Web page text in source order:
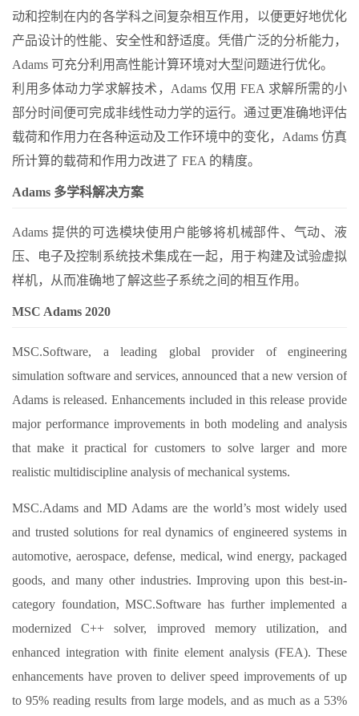
动和控制在内的各学科之间复杂相互作用，以便更好地优化
产品设计的性能、安全性和舒适度。凭借广泛的分析能力，
Adams 可充分利用高性能计算环境对大型问题进行优化。
利用多体动力学求解技术，Adams 仅用 FEA 求解所需的小
部分时间便可完成非线性动力学的运行。通过更准确地评估
载荷和作用力在各种运动及工作环境中的变化，Adams 仿真
所计算的载荷和作用力改进了 FEA 的精度。
Adams 多学科解决方案
Adams 提供的可选模块使用户能够将机械部件、气动、液
压、电子及控制系统技术集成在一起，用于构建及试验虚拟
样机，从而准确地了解这些子系统之间的相互作用。
MSC Adams 2020
MSC.Software, a leading global provider of engineering
simulation software and services, announced that a new version of
Adams is released. Enhancements included in this release provide
major performance improvements in both modeling and analysis
that make it practical for customers to solve larger and more
realistic multidiscipline analysis of mechanical systems.
MSC.Adams and MD Adams are the world’s most widely used
and trusted solutions for real dynamics of engineered systems in
automotive, aerospace, defense, medical, wind energy, packaged
goods, and many other industries. Improving upon this best-in-
category foundation, MSC.Software has further implemented a
modernized C++ solver, improved memory utilization, and
enhanced integration with finite element analysis (FEA). These
enhancements have proven to deliver speed improvements of up
to 95% reading results from large models, and as much as a 53%